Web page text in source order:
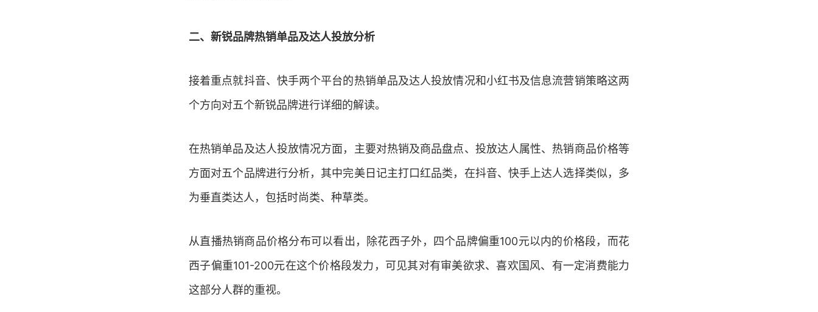
二、新锐品牌热销单品及达人投放分析
接着重点就抖音、快手两个平台的热销单品及达人投放情况和小红书及信息流营销策略这两
个方向对五个新锐品牌进行详细的解读。
在热销单品及达人投放情况方面，主要对热销及商品盘点、投放达人属性、热销商品价格等
方面对五个品牌进行分析，其中完美日记主打口红品类，在抖音、快手上达人选择类似，多
为垂直类达人，包括时尚类、种草类。
从直播热销商品价格分布可以看出，除花西子外，四个品牌偏重100元以内的价格段，而花
西子偏重101-200元在这个价格段发力，可见其对有审美欲求、喜欢国风、有一定消费能力
这部分人群的重视。